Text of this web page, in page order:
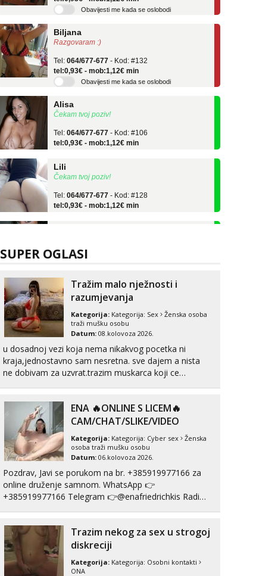
Razgovaram :)
tel:0,93€ - mob:1,12€ min
Obavijesti me kada se oslobodi
Čekam tvoj poziv!
tel:0,93€ - mob:1,12€ min
Čekam tvoj poziv!
tel:0,93€ - mob:1,12€ min
tel:0,93€ - mob:1,12€ min
Anđela
Čekam tvoj poziv!
Tel:
tel:0,93€ - mob:1,12€ min
Razgovaram :)
Tel:064/677-677- Kod: #69
Razgovaram :)
Tel: 064/677-677- Kod: #04
tel:0,93€ - mob:1,12€ min
Biljana
Razgovaram :)
tel:0,93€ - mob:1,12€ min
Obavijesti me kada se oslobodi
Alisa
Čekam tvoj poziv!
SUPER OGLASI
Tražim malo nježnosti i
razumjevanja
Kategorija: Kategorija: Sex
Ženska osoba
traži mušku osobu
Datum: 08.kolovoza 2026.
u dosadnoj vezi koja nema nikakvog pocetka ni
kraja,jednostavno sam nesretna. sve dajem a nista
ne dobivam za uzvrat.trazim muskarca koji ce
poljupce po tijelu koji me jako pale,obozavam kad
muskar...
ENA 🔥ONLINE S LICEM🔥
CAM/CHAT/SLIKE/VIDEO
Kategorija: Kategorija: Cyber sex
Ženska
osoba traži mušku osobu
Datum: 06.kolovoza 2026.
Pozdrav, Javi se porukom na br. +385919977166 za
online druženje samnom. WhatsApp 👉
+385919977166 Telegram 👉@enafriedrichkis Radim
štikle, samostojeće itd. Nudim svakakva videa seksa,
puš...
Trazim nekog za sex u strogoj
diskreciji
Kategorija: Kategorija: Osobni kontakti
ONA